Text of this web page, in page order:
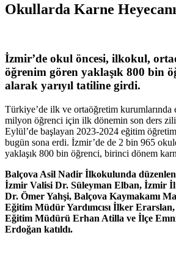
Okullarda Karne
İzmir’de okul öncesi, ilkokul,
öğrenim gören yaklaşık 800 bin
alarak yarıyıl tatiline girdi.
Türkiye’de ilk ve ortaöğretim kurumlarında
milyon öğrenci için ilk dönemin son ders zili
Eylül’de başlayan 2023-2024 eğitim
bugün sona erdi. İzmir’de de 2 bin 965
yaklaşık 800 bin öğrenci, birinci dönem
Balçova Asil Nadir İlkokulunda
İzmir Valisi Dr. Süleyman Elban, İzmir
Dr. Ömer Yahşi, Balçova Kaymakamı
Eğitim Müdür Yardımcısı İlker
Eğitim Müdürü Erhan Atilla ve İlçe
Erdoğan katıldı.